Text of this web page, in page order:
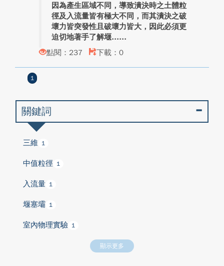
因為產生區域不同，導致潰決時之土體粒
徑及入流量皆有極大不同，而其潰決之破
壞力皆突發性且破壞力皆大，因此必須更
迫切地著手了解堰...
點閱：237
下載：0
1
關鍵詞
三維 1
中值粒徑 1
入流量 1
堰塞壩 1
室內物理實驗 1
顯示更多